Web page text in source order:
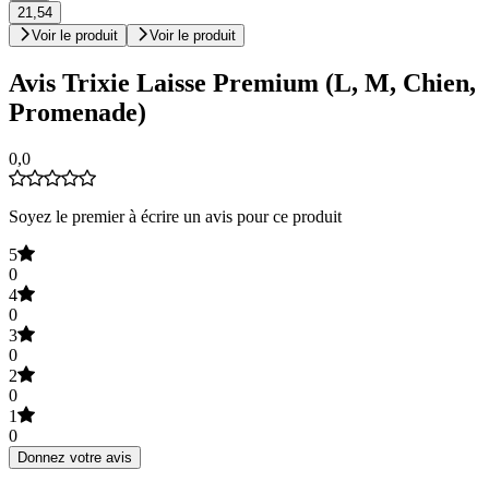
21,54
Voir le produit
Voir le produit
Avis Trixie Laisse Premium (L, M, Chien,
Promenade)
0,0
Soyez le premier à écrire un avis pour ce produit
5
0
4
0
3
0
2
0
1
0
Donnez votre avis